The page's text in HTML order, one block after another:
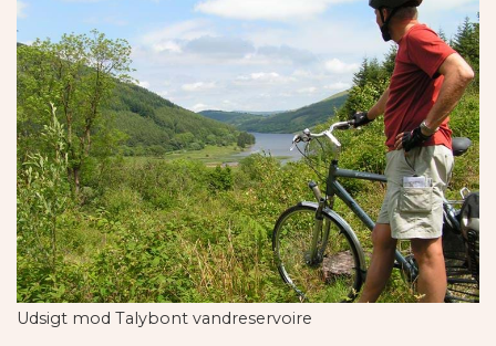
Udsigt mod Talybont vandreservoire